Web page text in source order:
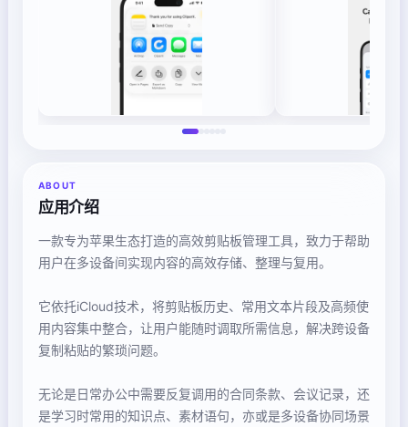
ABOUT
应用介绍
一款专为苹果生态打造的高效剪贴板管理工具，致力于帮助
用户在多设备间实现内容的高效存储、整理与复用。
它依托iCloud技术，将剪贴板历史、常用文本片段及高频使
用内容集中整合，让用户能随时调取所需信息，解决跨设备
复制粘贴的繁琐问题。
无论是日常办公中需要反复调用的合同条款、会议记录，还
是学习时常用的知识点、素材语句，亦或是多设备协同场景